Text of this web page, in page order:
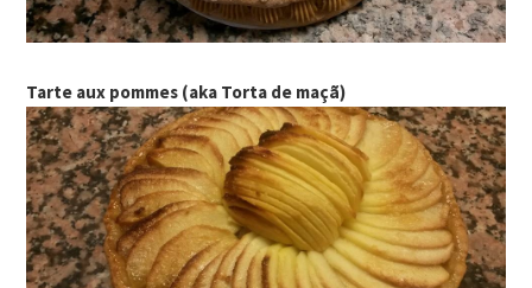
Tarte aux pommes (aka Torta de maçã)